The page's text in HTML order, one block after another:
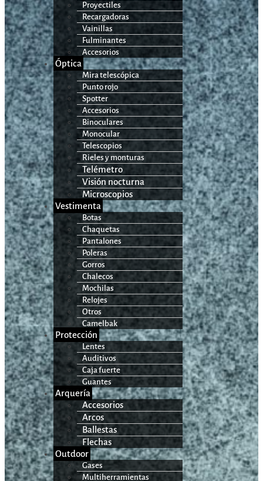
Proyectiles
Recargadoras
Vainillas
Fulminantes
Accesorios
Óptica
Mira telescópica
Punto rojo
Spotter
Accesorios
Binoculares
Monocular
Telescopios
Rieles y monturas
Telémetro
Visión nocturna
Microscopios
Vestimenta
Botas
Chaquetas
Pantalones
Poleras
Gorros
Chalecos
Mochilas
Relojes
Otros
Camelbak
Protección
Lentes
Auditivos
Caja fuerte
Guantes
Arquería
Accesorios
Arcos
Ballestas
Flechas
Outdoor
Gases
Multiherramientas